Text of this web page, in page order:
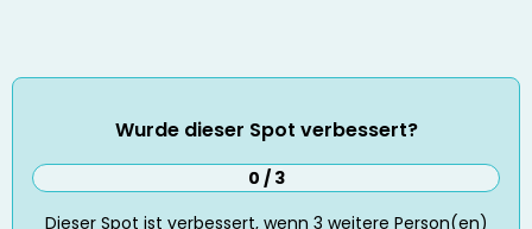
Wurde dieser Spot verbessert?
0 / 3
Dieser Spot ist verbessert, wenn 3 weitere Person(en)